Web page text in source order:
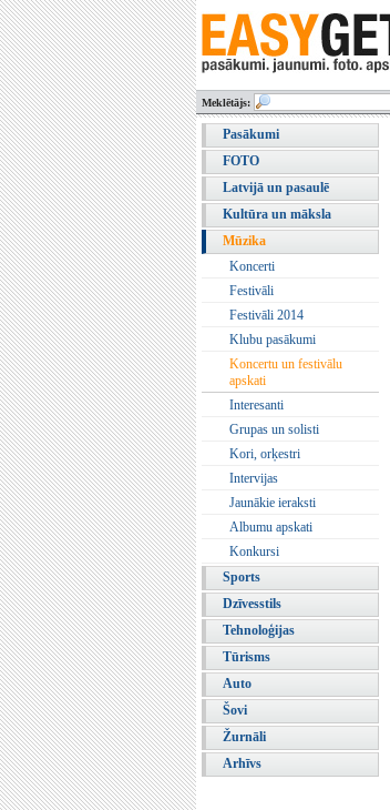
Meklētājs:
Pasākumi
FOTO
Latvijā un pasaulē
Kultūra un māksla
Mūzika
Koncerti
Festivāli
Festivāli 2014
Klubu pasākumi
Koncertu un festivālu
apskati
Interesanti
Grupas un solisti
Kori, orķestri
Intervijas
Jaunākie ieraksti
Albumu apskati
Konkursi
Sports
Dzīvesstils
Tehnoloģijas
Tūrisms
Auto
Šovi
Žurnāli
Arhīvs